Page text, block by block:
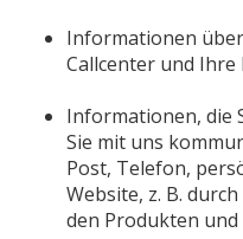
Informationen
Callcenter und Ihre
Informationen, die
Sie mit uns
Post, Telefon,
Website, z. B.
den Produkten